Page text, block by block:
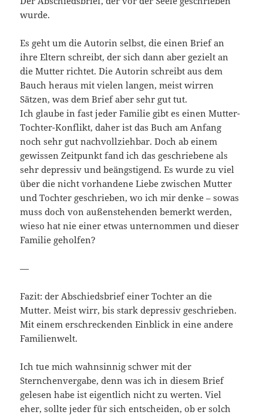
wurde.
Es geht um die Autorin selbst, die einen Brief an
ihre Eltern schreibt, der sich dann aber gezielt an
die Mutter richtet. Die Autorin schreibt aus dem
Bauch heraus mit vielen langen, meist wirren
Sätzen, was dem Brief aber sehr gut tut.
Ich glaube in fast jeder Familie gibt es einen Mutter-
Tochter-Konflikt, daher ist das Buch am Anfang
noch sehr gut nachvollziehbar. Doch ab einem
gewissen Zeitpunkt fand ich das geschriebene als
sehr depressiv und beängstigend. Es wurde zu viel
über die nicht vorhandene Liebe zwischen Mutter
und Tochter geschrieben, wo ich mir denke – sowas
muss doch von außenstehenden bemerkt werden,
wieso hat nie einer etwas unternommen und dieser
Familie geholfen?
—
Fazit: der Abschiedsbrief einer Tochter an die
Mutter. Meist wirr, bis stark depressiv geschrieben.
Mit einem erschreckenden Einblick in eine andere
Familienwelt.
Ich tue mich wahnsinnig schwer mit der
Sternchenvergabe, denn was ich in diesem Brief
gelesen habe ist eigentlich nicht zu werten. Viel
eher, sollte jeder für sich entscheiden, ob er solch